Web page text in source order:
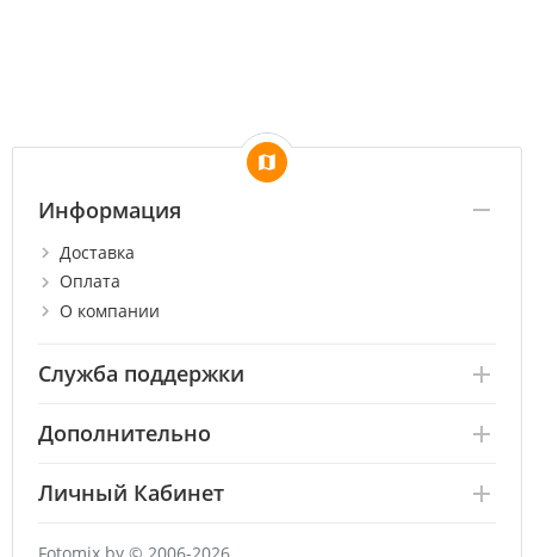
Информация
Доставка
Оплата
О компании
Служба поддержки
Дополнительно
Личный Кабинет